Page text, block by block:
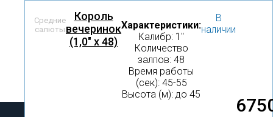
Средние
салюты
Король
вечеринок
(1,0" х 48)
Характеристики:
Калибр: 1″
Количество
залпов: 48
Время работы
(сек): 45-55
Высота (м): до 45
В
наличии